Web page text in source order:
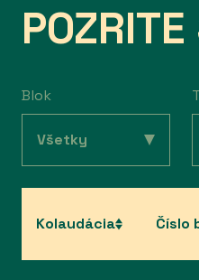
Blok
Kolaudácia Číslo